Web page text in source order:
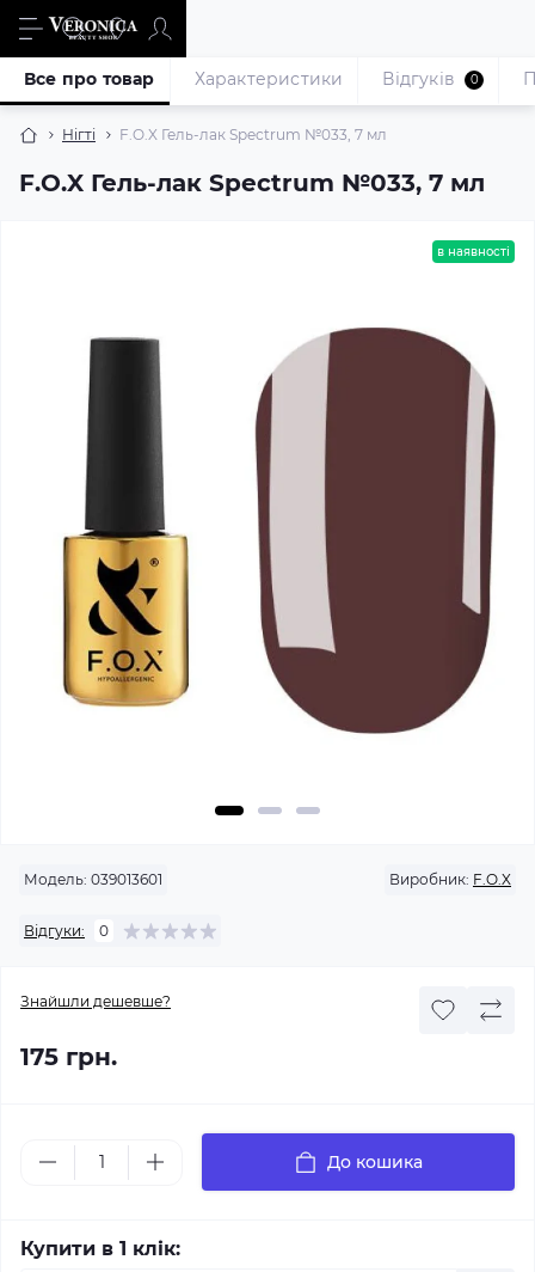
Нігті F.O.X Гель-лак Spectrum №033, 7 мл
F.O.X Гель-лак Spectrum №033, 7 мл
Все про товар Характеристики Відгуків 0
в наявності
Модель: 039013601 Виробник: F.O.X
Відгуки: 0
Знайшли дешевше?
175 грн.
До кошика
Купити в 1 клік: